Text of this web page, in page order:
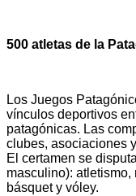
500 atletas de la
Los Juegos
vínculos deportivos
patagónicas. Las
clubes, asociaciones
El certamen se
masculino):
básquet y vóley.